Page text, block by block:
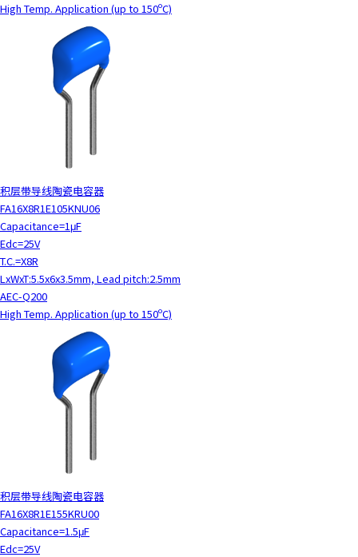
High Temp. Application (up to 150ºC)
积层带导线陶瓷电容器
FA16X8R1E105KNU06
Capacitance=1μF
Edc=25V
T.C.=X8R
LxWxT:5.5x6x3.5mm, Lead pitch:2.5mm
AEC-Q200
High Temp. Application (up to 150ºC)
积层带导线陶瓷电容器
FA16X8R1E155KRU00
Capacitance=1.5μF
Edc=25V